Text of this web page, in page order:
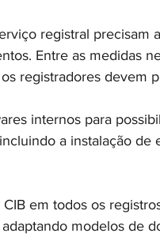
registral precisam
Entre as medidas
registradores devem
internos para
a instalação de
em todos os
modelos de